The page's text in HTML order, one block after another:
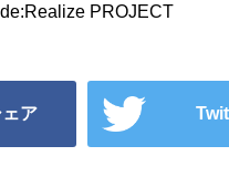
PROJECT
ア